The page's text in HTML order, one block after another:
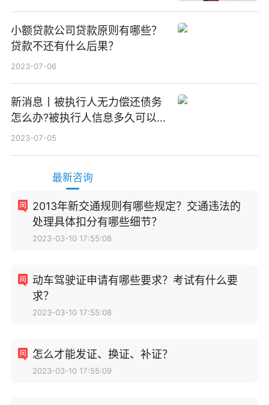
小额贷款公司贷款原则有哪些？
贷款不还有什么后果？
2023-07-06
新消息丨被执行人无力偿还债务
怎么办?被执行人信息多久可以
消除?
2023-07-05
最新咨询
2013年新交通规则有哪些规定？交通违法的
处理具体扣分有哪些细节？
2023-03-10 17:55:08
动车驾驶证申请有哪些要求？考试有什么要
求？
2023-03-10 17:55:08
怎么才能发证、换证、补证？
2023-03-10 17:55:09